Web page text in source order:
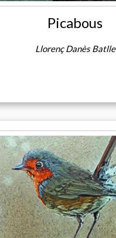
Picabous
Llorenç Danès Batlle